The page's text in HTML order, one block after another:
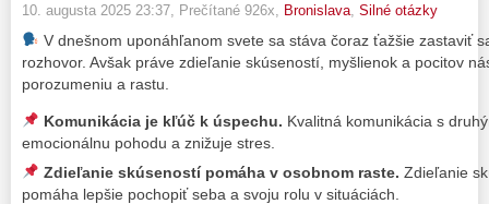
10. augusta 2025 23:37 , Prečítané 926x, Bronislava Silné otázky
V dnešnom uponáhľanom svete sa stáva čoraz ťažšie zastaviť
rozhovor. Avšak práve zdieľanie skúseností, myšlienok a pocitov
porozumeniu a rastu.
Komunikácia je kľúč k úspechu. Kvalitná komunikácia s
emocionálnu pohodu a znižuje stres.
Zdieľanie skúseností pomáha v osobnom raste. Zdieľanie
pomáha lepšie pochopiť seba a svoju rolu v situáciách.